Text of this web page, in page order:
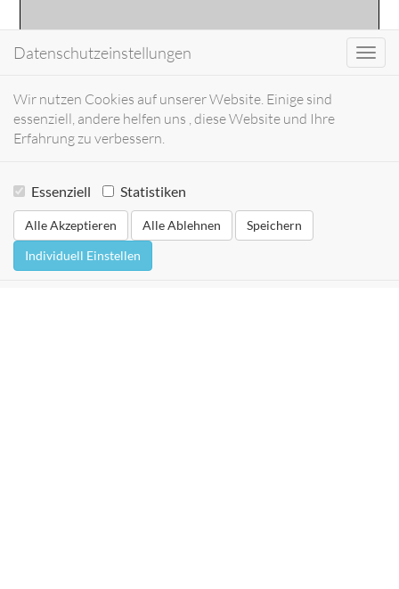
Datenschutzeinstellungen
Wir nutzen Cookies auf unserer Website. Einige sind
essenziell, andere helfen uns , diese Website und Ihre
Erfahrung zu verbessern.
Essenziell Statistiken
Alle Akzeptieren Alle Ablehnen
Speichern
Individuell Einstellen